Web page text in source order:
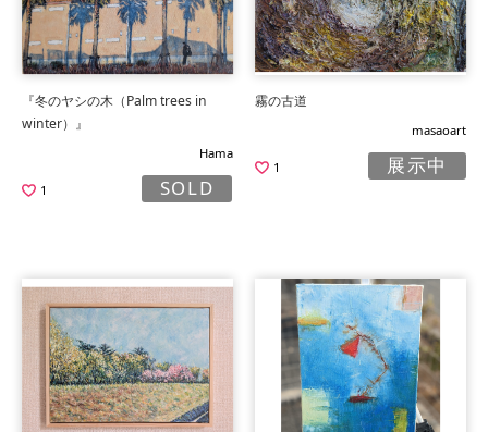
『冬のヤシの木（Palm trees in
winter）』
Hama
1 SOLD
霧の古道
masaoart
1 展示中